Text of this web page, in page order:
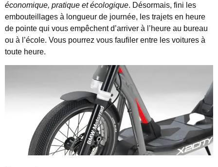
économique, pratique et écologique. Désormais, fini les
embouteillages à longueur de journée, les trajets en heure
de pointe qui vous empêchent d’arriver à l’heure au bureau
ou à l’école. Vous pourrez vous faufiler entre les voitures à
toute heure.